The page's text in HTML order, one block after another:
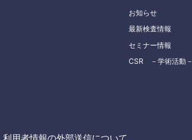
お知らせ
最新検査情報
セミナー情報
CSR －学術活動－